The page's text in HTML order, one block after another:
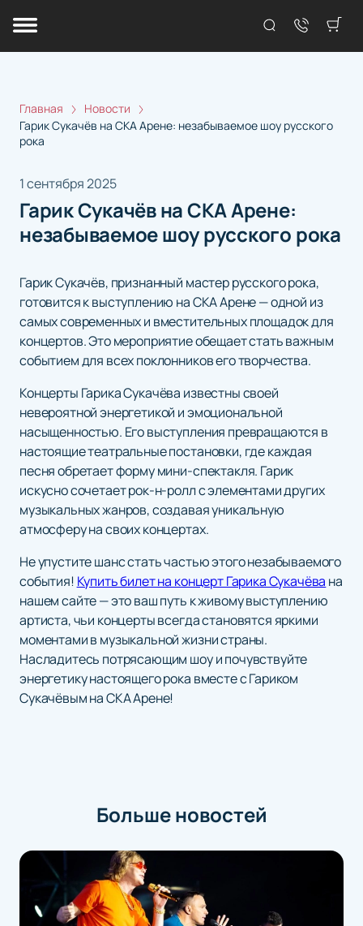
Главная
Новости
Гарик Сукачёв на СКА Арене: незабываемое шоу русского
рока
1 сентября 2025
Гарик Сукачёв на СКА Арене:
незабываемое шоу русского рока
Гарик Сукачёв, признанный мастер русского рока,
готовится к выступлению на СКА Арене — одной из
самых современных и вместительных площадок для
концертов. Это мероприятие обещает стать важным
событием для всех поклонников его творчества.
Концерты Гарика Сукачёва известны своей
невероятной энергетикой и эмоциональной
насыщенностью. Его выступления превращаются в
настоящие театральные постановки, где каждая
песня обретает форму мини-спектакля. Гарик
искусно сочетает рок-н-ролл с элементами других
музыкальных жанров, создавая уникальную
атмосферу на своих концертах.
Не упустите шанс стать частью этого незабываемого
события! Купить билет на концерт Гарика Сукачёва на
нашем сайте — это ваш путь к живому выступлению
артиста, чьи концерты всегда становятся яркими
моментами в музыкальной жизни страны.
Насладитесь потрясающим шоу и почувствуйте
энергетику настоящего рока вместе с Гариком
Сукачёвым на СКА Арене!
Больше новостей